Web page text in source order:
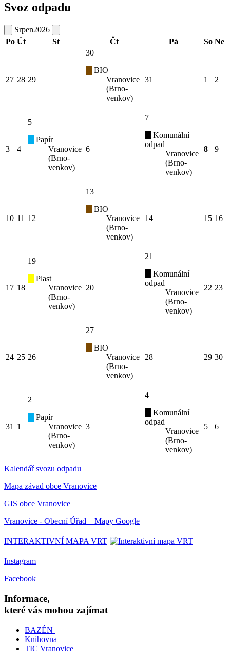
Svoz odpadu
Srpen2026
Po Út St Čt Pá So Ne
27 28 29
30
BIO
Vranovice
(Brno-
venkov)
31 1 2
3 4
5
Papír
Vranovice
(Brno-
venkov)
6
7
Komunální
odpad
Vranovice
(Brno-
venkov)
8 9
10 11 12
13
BIO
Vranovice
(Brno-
venkov)
14 15 16
17 18
19
Plast
Vranovice
(Brno-
venkov)
20
21
Komunální
odpad
Vranovice
(Brno-
venkov)
22 23
24 25 26
27
BIO
Vranovice
(Brno-
venkov)
28 29 30
31 1
2
Papír
Vranovice
(Brno-
venkov)
3
4
Komunální
odpad
Vranovice
(Brno-
venkov)
5 6
Kalendář svozu odpadu
Mapa závad obce Vranovice
GIS obce Vranovice
Vranovice - Obecní Úřad – Mapy Google
INTERAKTIVNÍ MAPA VRT
Instagram
Facebook
Informace,
které vás mohou zajímat
BAZÉN
Knihovna
TIC Vranovice